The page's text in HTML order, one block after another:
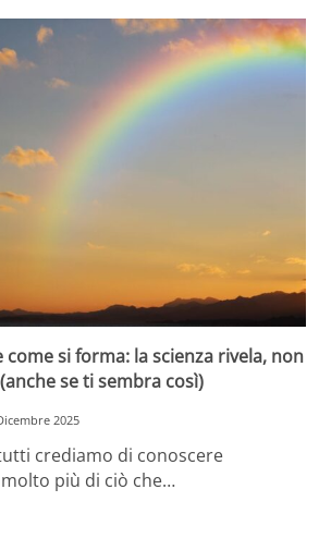
come si forma: la scienza rivela, non
se ti sembra così)
2025
crediamo di conoscere
più di ciò che…